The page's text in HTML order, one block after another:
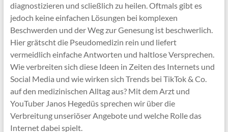
diagnostizieren und scließlich zu heilen. Oftmals gibt es
jedoch keine einfachen Lösungen bei komplexen
Beschwerden und der Weg zur Genesung ist beschwerlich.
Hier grätscht die Pseudomedizin rein und liefert
vermeidlich einfache Antworten und haltlose Versprechen.
Wie verbreiten sich diese Ideen in Zeiten des Internets und
Social Media und wie wirken sich Trends bei TikTok & Co.
auf den medizinischen Alltag aus? Mit dem Arzt und
YouTuber Janos Hegedüs sprechen wir über die
Verbreitung unseriöser Angebote und welche Rolle das
Internet dabei spielt.